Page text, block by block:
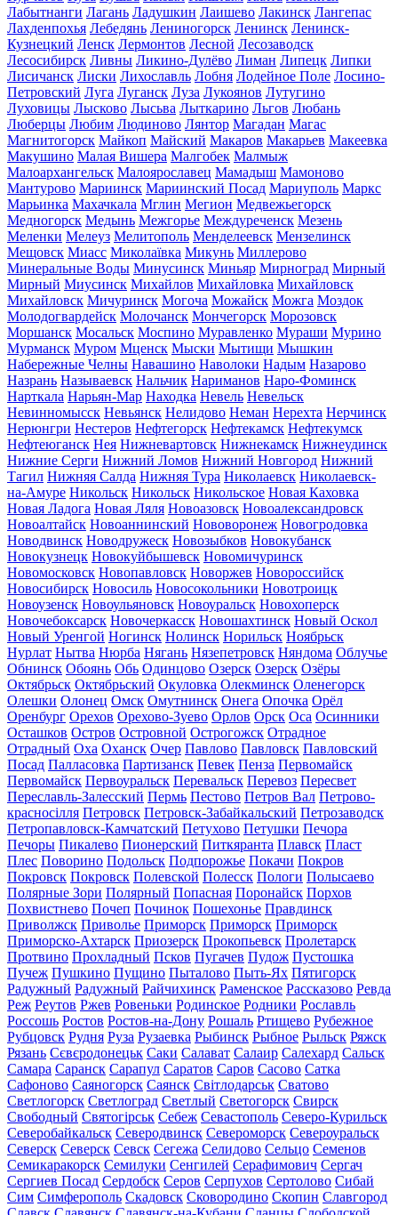
Лабытнанги Лагань Ладушкин Лаишево Лакинск Лангепас
Лахденпохья Лебедянь Лениногорск Ленинск Ленинск-
Кузнецкий Ленск Лермонтов Лесной Лесозаводск
Лесосибирск Ливны Ликино-Дулёво Лиман Липецк Липки
Лисичанск Лиски Лихославль Лобня Лодейное Поле Лосино-
Петровский Луга Луганск Луза Лукоянов Лутугино
Луховицы Лысково Лысьва Лыткарино Льгов Любань
Люберцы Любим Людиново Лянтор Магадан Магас
Магнитогорск Майкоп Майский Макаров Макарьев Макеевка
Макушино Малая Вишера Малгобек Малмыж
Малоархангельск Малоярославец Мамадыш Мамоново
Мантурово Мариинск Мариинский Посад Мариуполь Маркс
Марьинка Махачкала Мглин Мегион Медвежьегорск
Медногорск Медынь Межгорье Междуреченск Мезень
Меленки Мелеуз Мелитополь Менделеевск Мензелинск
Мещовск Миасс Миколаївка Микунь Миллерово
Минеральные Воды Минусинск Миньяр Мирноград Мирный
Мирный Миусинск Михайлов Михайловка Михайловск
Михайловск Мичуринск Могоча Можайск Можга Моздок
Молодогвардейск Молочанск Мончегорск Морозовск
Моршанск Мосальск Моспино Муравленко Мураши Мурино
Мурманск Муром Мценск Мыски Мытищи Мышкин
Набережные Челны Навашино Наволоки Надым Назарово
Назрань Называевск Нальчик Нариманов Наро-Фоминск
Нарткала Нарьян-Мар Находка Невель Невельск
Невинномысск Невьянск Нелидово Неман Нерехта Нерчинск
Нерюнгри Нестеров Нефтегорск Нефтекамск Нефтекумск
Нефтеюганск Нея Нижневартовск Нижнекамск Нижнеудинск
Нижние Серги Нижний Ломов Нижний Новгород Нижний
Тагил Нижняя Салда Нижняя Тура Николаевск Николаевск-
на-Амуре Никольск Никольск Никольское Новая Каховка
Новая Ладога Новая Ляля Новоазовск Новоалександровск
Новоалтайск Новоаннинский Нововоронеж Новогродовка
Новодвинск Новодружеск Новозыбков Новокубанск
Новокузнецк Новокуйбышевск Новомичуринск
Новомосковск Новопавловск Новоржев Новороссийск
Новосибирск Новосиль Новосокольники Новотроицк
Новоузенск Новоульяновск Новоуральск Новохоперск
Новочебоксарск Новочеркасск Новошахтинск Новый Оскол
Новый Уренгой Ногинск Нолинск Норильск Ноябрьск
Нурлат Нытва Нюрба Нягань Нязепетровск Няндома Облучье
Обнинск Обоянь Обь Одинцово Озерск Озерск Озёры
Октябрьск Октябрьский Окуловка Олекминск Оленегорск
Олешки Олонец Омск Омутнинск Онега Опочка Орёл
Оренбург Орехов Орехово-Зуево Орлов Орск Оса Осинники
Осташков Остров Островной Острогожск Отрадное
Отрадный Оха Оханск Очер Павлово Павловск Павловский
Посад Палласовка Партизанск Певек Пенза Первомайск
Первомайск Первоуральск Перевальск Перевоз Пересвет
Переславль-Залесский Пермь Пестово Петров Вал Петрово-
красносілля Петровск Петровск-Забайкальский Петрозаводск
Петропавловск-Камчатский Петухово Петушки Печора
Печоры Пикалево Пионерский Питкяранта Плавск Пласт
Плес Поворино Подольск Подпорожье Покачи Покров
Покровск Покровск Полевской Полесск Пологи Полысаево
Полярные Зори Полярный Попасная Поронайск Порхов
Похвистнево Почеп Починок Пошехонье Правдинск
Приволжск Приволье Приморск Приморск Приморск
Приморско-Ахтарск Приозерск Прокопьевск Пролетарск
Протвино Прохладный Псков Пугачев Пудож Пустошка
Пучеж Пушкино Пущино Пыталово Пыть-Ях Пятигорск
Радужный Радужный Райчихинск Раменское Рассказово Ревда
Реж Реутов Ржев Ровеньки Родинское Родники Рославль
Россошь Ростов Ростов-на-Дону Рошаль Ртищево Рубежное
Рубцовск Рудня Руза Рузаевка Рыбинск Рыбное Рыльск Ряжск
Рязань Сєвєродонецьк Саки Салават Салаир Салехард Сальск
Самара Саранск Сарапул Саратов Саров Сасово Сатка
Сафоново Саяногорск Саянск Світлодарськ Сватово
Светлогорск Светлоград Светлый Светогорск Свирск
Свободный Святогірськ Себеж Севастополь Северо-Курильск
Северобайкальск Северодвинск Североморск Североуральск
Северск Северск Севск Сегежа Селидово Сельцо Семенов
Семикаракорск Семилуки Сенгилей Серафимович Сергач
Сергиев Посад Сердобск Серов Серпухов Сертолово Сибай
Сим Симферополь Скадовск Сковородино Скопин Славгород